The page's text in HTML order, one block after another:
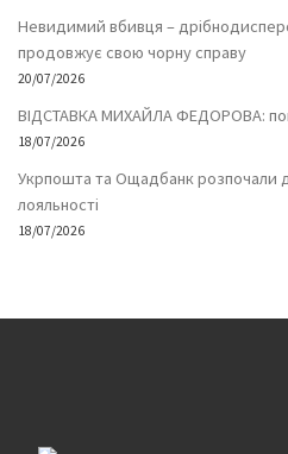
Невидимий вбивця –
продовжує свою чорну справу
20/07/2026
ВІДСТАВКА МИХАЙЛА ФЕДОРОВА:
18/07/2026
Укрпошта та Ощадбанк розпочали
лояльності
18/07/2026